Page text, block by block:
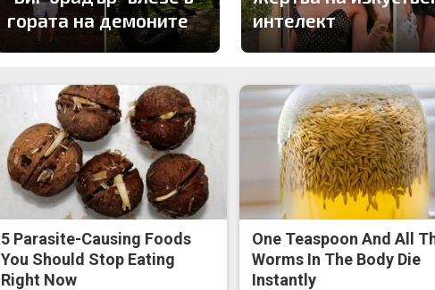
гората на демоните
интелект
5 Parasite-Causing Foods
You Should Stop Eating
Right Now
One Teaspoon And All
Worms In The Body Die
Instantly